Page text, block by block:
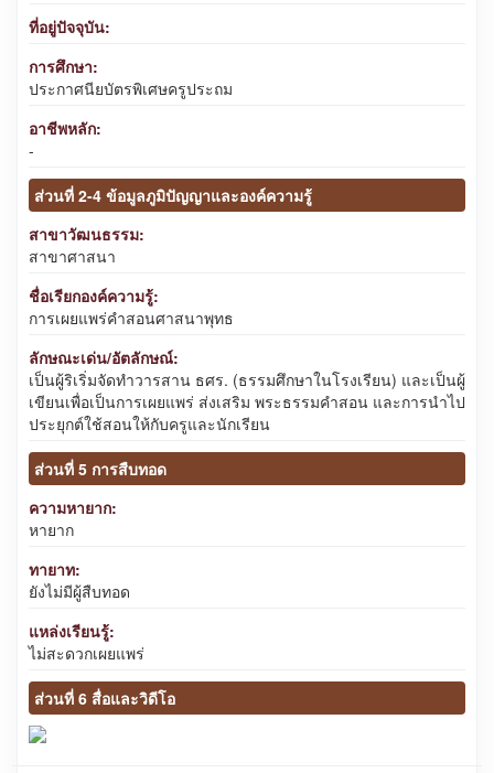
ที่อยู่ปัจจุบัน:
การศึกษา:
ประกาศนียบัตรพิเศษครูประถม
อาชีพหลัก:
-
ส่วนที่ 2-4 ข้อมูลภูมิปัญญาและองค์ความรู้
สาขาวัฒนธรรม:
สาขาศาสนา
ชื่อเรียกองค์ความรู้:
การเผยแพร่คำสอนศาสนาพุทธ
ลักษณะเด่น/อัตลักษณ์:
เป็นผู้ริเริ่มจัดทำวารสาน ธศร. (ธรรมศึกษาในโรงเรียน) และเป็นผู้
เขียนเพื่อเป็นการเผยแพร่ ส่งเสริม พระธรรมคำสอน และการนำไป
ประยุกต์ใช้สอนให้กับครูและนักเรียน
ส่วนที่ 5 การสืบทอด
ความหายาก:
หายาก
ทายาท:
ยังไม่มีผู้สืบทอด
แหล่งเรียนรู้:
ไม่สะดวกเผยแพร่
ส่วนที่ 6 สื่อและวิดีโอ